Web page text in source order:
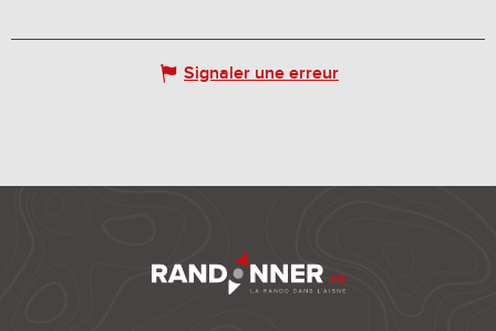
Signaler une erreur